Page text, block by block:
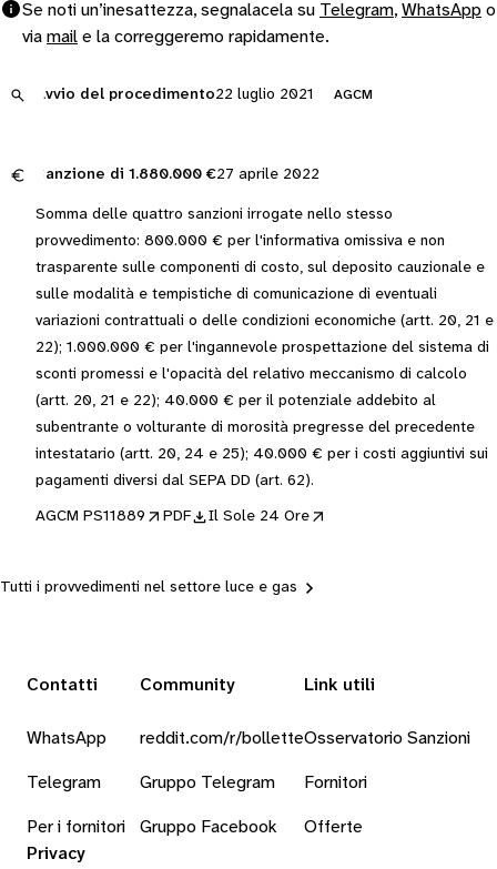
Se noti un’inesattezza, segnalacela su Telegram, WhatsApp o
via mail e la correggeremo rapidamente.
Avvio del procedimento22 luglio 2021 AGCM
Sanzione di 1.880.000 €27 aprile 2022
Somma delle quattro sanzioni irrogate nello stesso
provvedimento: 800.000 € per l'informativa omissiva e non
trasparente sulle componenti di costo, sul deposito cauzionale e
sulle modalità e tempistiche di comunicazione di eventuali
variazioni contrattuali o delle condizioni economiche (artt. 20, 21 e
22); 1.000.000 € per l'ingannevole prospettazione del sistema di
sconti promessi e l'opacità del relativo meccanismo di calcolo
(artt. 20, 21 e 22); 40.000 € per il potenziale addebito al
subentrante o volturante di morosità pregresse del precedente
intestatario (artt. 20, 24 e 25); 40.000 € per i costi aggiuntivi sui
pagamenti diversi dal SEPA DD (art. 62).
AGCM PS11889 PDF Il Sole 24 Ore
Tutti i provvedimenti nel settore luce e gas
Contatti
WhatsApp
Telegram
Per i fornitori
Community
reddit.com/r/bollette
Gruppo Telegram
Gruppo Facebook
Link utili
Osservatorio Sanzioni
Fornitori
Offerte
Privacy